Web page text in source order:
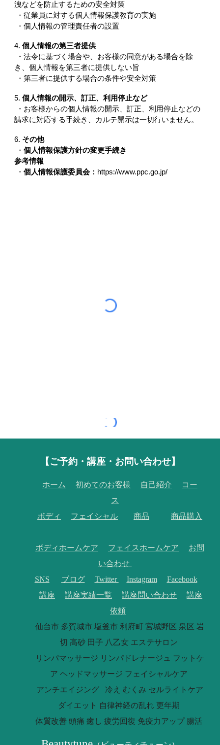
洩などを防止するための安全対策
・従業員に対する個人情報保護教育の実施
・個人情報の管理責任者の設置
4.個人情報の第三者提供
・法令に基づく場合や、お客様の同意がある場合を除
き、個人情報を第三者に提供しない旨
・第三者に提供する場合の条件や安全対策
5.個人情報の開示、訂正、利用停止など
・ お客様からの個人情報の開示、訂正、利用停止などの
請求に対応する手続き、カルテ開示は一切行いません。
6. その他
・個人情報保護方針の変更手続き
参考情報
・個人情報保護委員会： https://www.ppc.go.jp/
【ご予約・講座・お問い合わせ】
ホーム 初めてのお客様 自己紹介
コー
ス
ボディ
フェイシャル 商品 商品購入
ボディホームケア フェイスホームケア
お問
い合わせ
SNS
ブログ Twitter Instagram
Facebook
講座
講座実績一覧 講座問い合わせ
講座
依頼
仙台市 多賀城市 塩釜市 利府町 宮城野区 泉区 岩
切 高砂 田子 八乙女 エステサロン
リンパマッサージ リンパドレナージュ フットケ
ア ヘッドマッサージ フェイシャルケア
アンチエイジング 冷え むくみ セルライトケア
ダイエット 自律神経の乱れ 更年期
体質改善 頭痛 癒し 疲労回復 免疫力アップ 腸活